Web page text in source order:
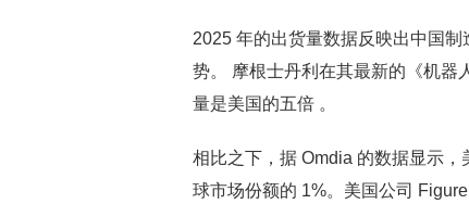
2025 年的出货量数据反映出中国
势。 摩根士丹利在其最新的《机器
量是美国的五倍 。
相比之下，据 Omdia 的数据显示
球市场份额的 1%。美国公司